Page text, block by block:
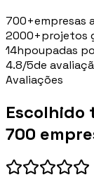
700+empresas
2000+projetos
14hpoupadas
4.8/5de
Avaliações
Escolhido
700